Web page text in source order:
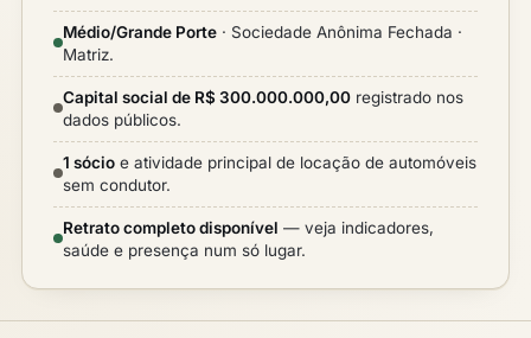
Médio/Grande Porte · Sociedade Anônima Fechada ·
Matriz.
Capital social de R$ 300.000.000,00 registrado nos
dados públicos.
1 sócio e atividade principal de locação de automóveis
sem condutor.
Retrato completo disponível — veja indicadores,
saúde e presença num só lugar.